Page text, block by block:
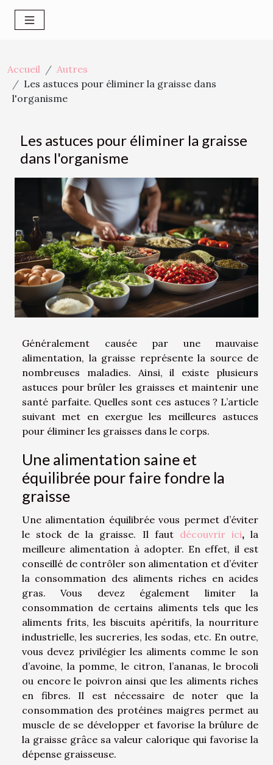
Accueil
Autres
Les astuces pour éliminer la graisse dans
l'organisme
Les astuces pour éliminer la graisse
dans l'organisme
Généralement causée par une mauvaise
alimentation, la graisse représente la source de
nombreuses maladies. Ainsi, il existe plusieurs
astuces pour brûler les graisses et maintenir une
santé parfaite. Quelles sont ces astuces ? L’article
suivant met en exergue les meilleures astuces
pour éliminer les graisses dans le corps.
Une alimentation saine et
équilibrée pour faire fondre la
graisse
Une alimentation équilibrée vous permet d’éviter
le stock de la graisse. Il faut découvrir ici, la
meilleure alimentation à adopter. En effet, il est
conseillé de contrôler son alimentation et d’éviter
la consommation des aliments riches en acides
gras. Vous devez également limiter la
consommation de certains aliments tels que les
aliments frits, les biscuits apéritifs, la nourriture
industrielle, les sucreries, les sodas, etc. En outre,
vous devez privilégier les aliments comme le son
d’avoine, la pomme, le citron, l’ananas, le brocoli
ou encore le poivron ainsi que les aliments riches
en fibres. Il est nécessaire de noter que la
consommation des protéines maigres permet au
muscle de se développer et favorise la brûlure de
la graisse grâce sa valeur calorique qui favorise la
dépense graisseuse.